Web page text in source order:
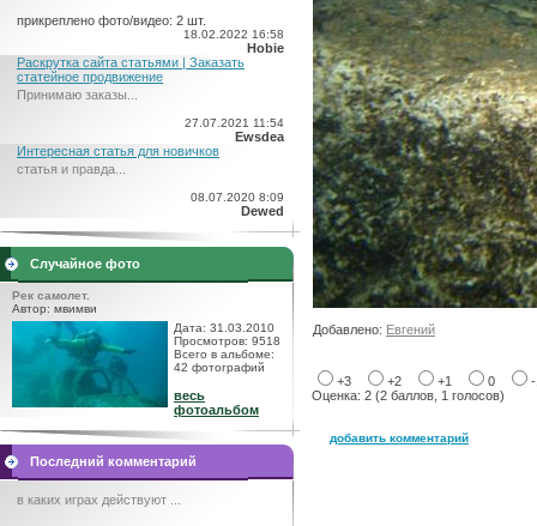
прикреплено фото/видео: 2 шт.
18.02.2022 16:58
Hobie
Раскрутка сайта статьями | Заказать
статейное продвижение
Принимаю заказы...
27.07.2021 11:54
Ewsdea
Интересная статья для новичков
статья и правда...
08.07.2020 8:09
Dewed
Случайное фото
Рек самолет.
Автор: мвимви
Дата: 31.03.2010
Просмотров: 9518
Всего в альбоме:
42 фотографий
весь
фотоальбом
Последний комментарий
в каких играх действуют ...
Добавлено: Евгений
+3 +2 +1 0
Оценка: 2 (2 баллов, 1 голосов)
добавить комментарий